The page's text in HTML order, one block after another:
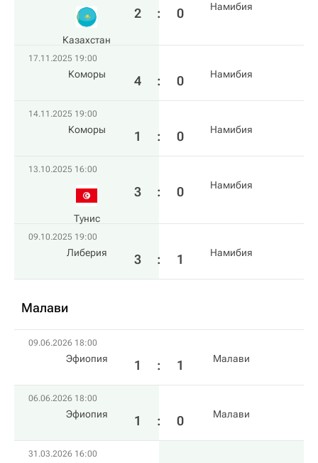
Казахстан
2 : 0 Намибия
17.11.2025 19:00
Коморы 4 : 0 Намибия
14.11.2025 19:00
Коморы 1 : 0 Намибия
13.10.2025 16:00
Тунис
3 : 0 Намибия
09.10.2025 19:00
Либерия 3 : 1 Намибия
Малави
09.06.2026 18:00
Эфиопия 1 : 1 Малави
06.06.2026 18:00
Эфиопия 1 : 0 Малави
31.03.2026 16:00